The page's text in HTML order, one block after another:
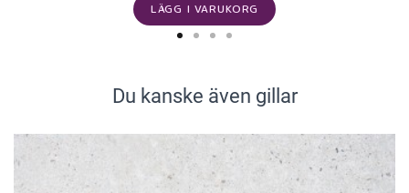
LÄGG I VARUKORG
Du kanske även gillar